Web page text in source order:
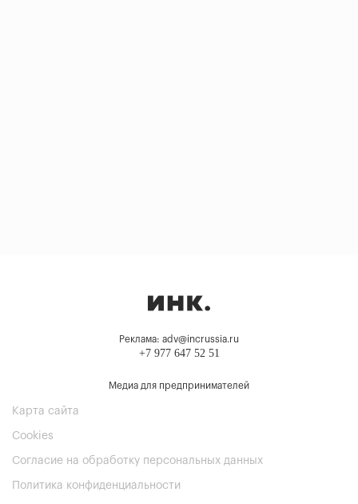
Реклама: adv@incrussia.ru
+7 977 647 52 51
Медиа для предпринимателей
Карта сайта
Cookies
Согласие на обработку персональных данных
Политика конфиденциальности